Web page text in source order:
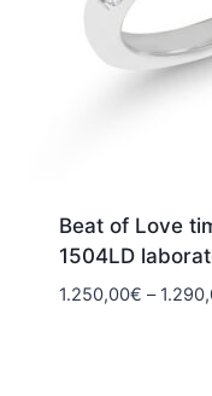
Beat of Love
1504LD
1.250,00€ –